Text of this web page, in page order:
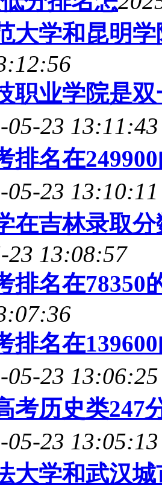
大学和昆明
职业学院是
05-23 13:11:43
排名在
05-23 13:10:11
在吉林录取
23 13:08:57
排名在78350
排名在
05-23 13:06:25
考历史类247
05-23 13:05:13
大学和武汉